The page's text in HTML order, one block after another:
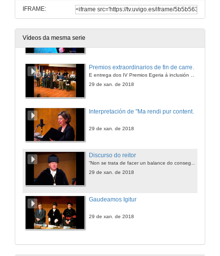
IFRAME:
Vídeos da mesma serie
Interpretación de "Gabriel´s oboe" de Ennio Morricone
Premios extraordinarios de fin de carreira, grao e doutoramento curso 2016/2017
29 de xan. de 2018
29 de xan. de 2018
Discurso do reitor
29 de xan. de 2018
Gaudeamos Igitur
29 de xan. de 2018